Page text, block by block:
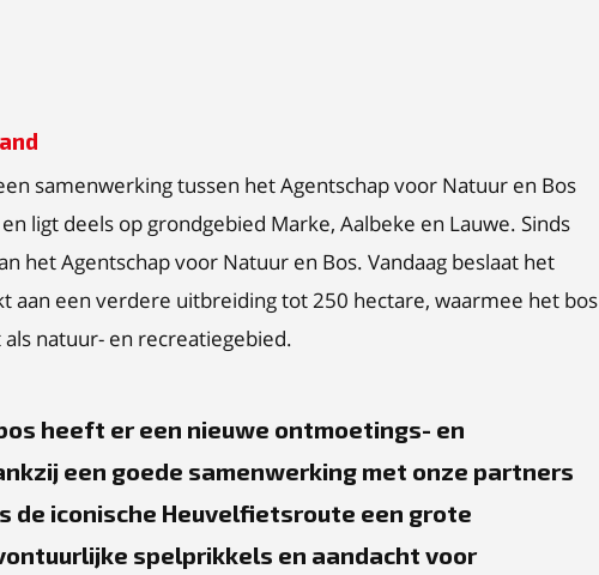
samenwerking tussen het Agentschap voor Natuur en Bos
ligt deels op grondgebied Marke, Aalbeke en Lauwe. Sinds
het Agentschap voor Natuur en Bos. Vandaag beslaat het
aan een verdere uitbreiding tot 250 hectare, waarmee het bos
natuur- en recreatiegebied.
heeft er een nieuwe ontmoetings- en
een goede samenwerking met onze partners
de iconische Heuvelfietsroute een grote
spelprikkels en aandacht voor